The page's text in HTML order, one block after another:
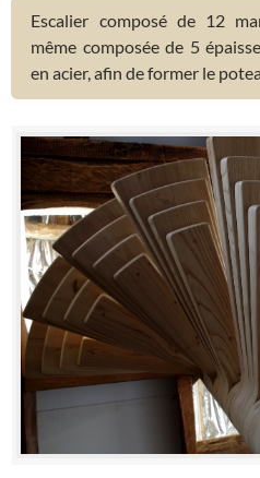
Escalier composé de 12
même composée de 5
en acier, afin de former le